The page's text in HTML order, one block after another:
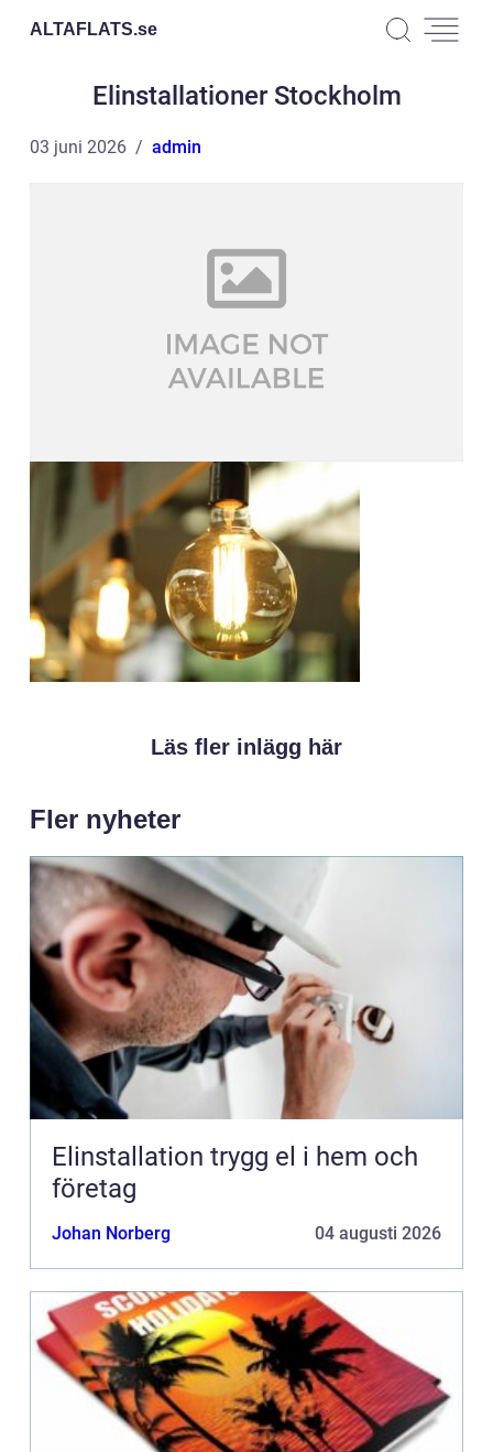
ALTAFLATS.se
Elinstallationer Stockholm
03 juni 2026 admin
Läs fler inlägg här
Fler nyheter
Elinstallation trygg el i hem och
företag
Johan Norberg 04 augusti 2026